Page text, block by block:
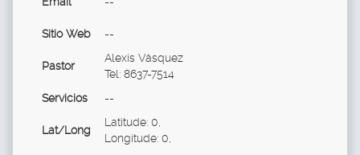
Sitio Web --
Pastor
Alexis Vásquez
Tel: 8637-7514
Servicios
--
Lat/Long
Latitude: 0,
Longitude: 0,